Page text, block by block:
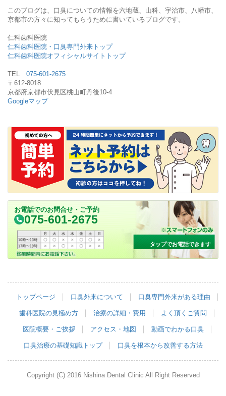
このブログは、口臭についての情報を六地蔵、山科、宇治市、八幡市、
京都市の方々に知ってもらうために書いているブログです。
仁科歯科医院
仁科歯科医院・口臭専門外来トップ
仁科歯科医院オフィシャルサイトトップ
TEL 075-601-2675
〒612-8018
京都府京都市伏見区桃山町丹後10-4
Googleマップ
お電話でのお問合せ・ご予約
075-601-2675
タップでお電話できます
トップページ 口臭外来について 口臭専門外来がある理由
歯科医院の見極め方 治療の詳細・費用 よく頂くご質問
医院概要・ご挨拶 アクセス・地図 動画でわかる口臭
口臭治療の基礎知識トップ 口臭を根本から改善する方法
Copyright (C) 2016 Nishina Dental Clinic All Right Reserved